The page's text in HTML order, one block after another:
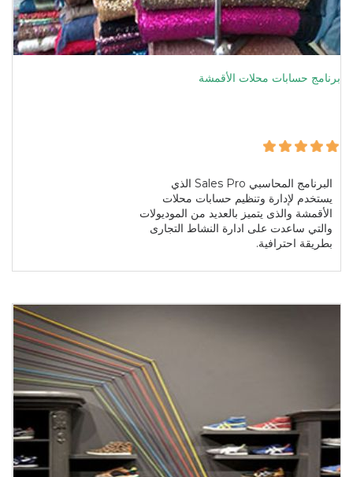
برنامج حسابات محلات الأقمشة
البرنامج المحاسبي Sales Pro الذي
يستخدم لإدارة وتنظيم حسابات محلات
الأقمشة والذى يتميز بالعديد من الموديولات
والتي ساعدت على ادارة النشاط التجارى
بطريقة احترافية.